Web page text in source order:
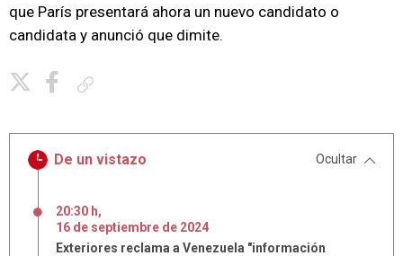
que París presentará ahora un nuevo candidato o
candidata y anunció que dimite.
De un vistazo Ocultar
20:30 h,
16 de septiembre de 2024
Exteriores reclama a Venezuela "información